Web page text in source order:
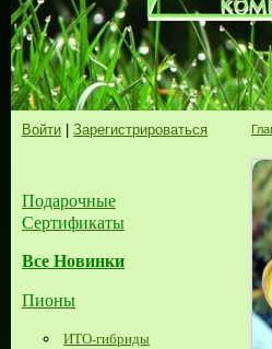
Войти Зарегистрироваться
Подарочные
Сертификаты
Все Новинки
Пионы
ИТО-гибриды